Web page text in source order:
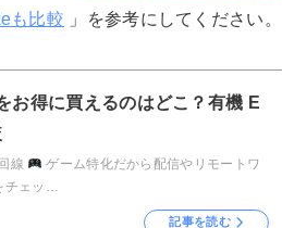
も比較 」を参考にしてください。
得に買えるのはどこ？有機 E
線
ゲーム特化だから配信やリモートワ
チェッ…
記事を読む